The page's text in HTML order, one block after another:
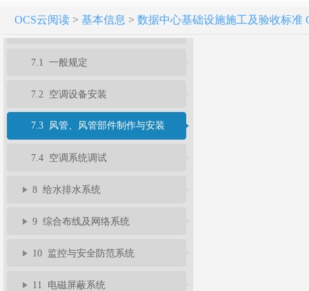
OCS云阅读> 基本信息 > 数据中心基础设施施工及验收标准
7.1 一般规定
7.2 空调设备安装
7.3 风管、风管部件制作与安装
7.4 空调系统调试
8 给水排水系统
9 综合布线及网络系统
10 监控与安全防范系统
11 电磁屏蔽系统